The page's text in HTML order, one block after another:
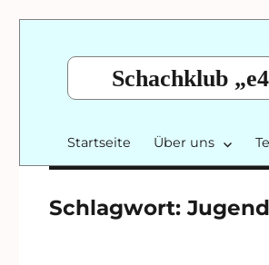
Schachklub
Startseite Über uns
Schlagwort:Jugend